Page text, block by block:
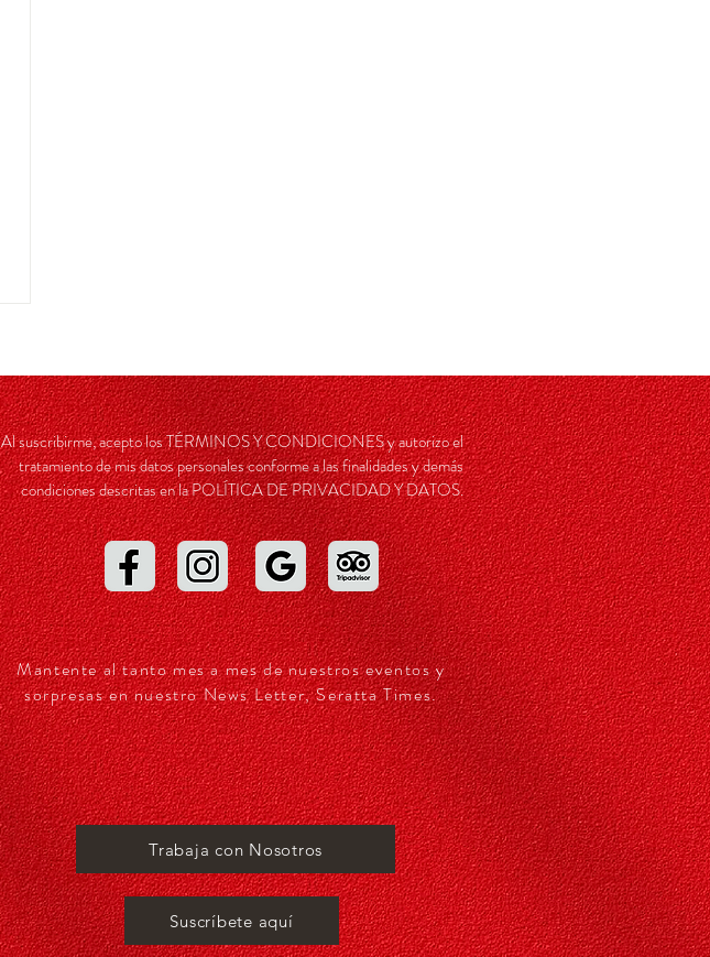
Al suscribirme, acepto los TÉRMINOS Y CONDICIONES y autorizo el
tratamiento de mis datos personales conforme a las finalidades y demás
condiciones descritas en la POLÍTICA DE PRIVACIDAD Y DATOS.
Mantente al tanto mes a mes de nuestros eventos y
sorpresas en nuestro News Letter, Seratta Times.
Trabaja con Nosotros
Suscríbete aquí